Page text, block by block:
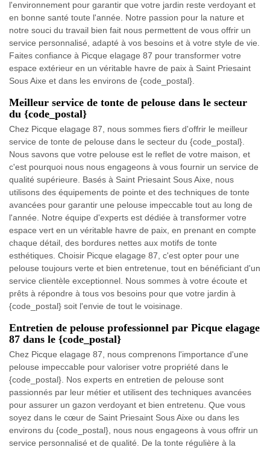
l'environnement pour garantir que votre jardin reste verdoyant et
en bonne santé toute l'année. Notre passion pour la nature et
notre souci du travail bien fait nous permettent de vous offrir un
service personnalisé, adapté à vos besoins et à votre style de vie.
Faites confiance à Picque elagage 87 pour transformer votre
espace extérieur en un véritable havre de paix à Saint Priesaint
Sous Aixe et dans les environs de {code_postal}.
Meilleur service de tonte de pelouse dans le secteur
du {code_postal}
Chez Picque elagage 87, nous sommes fiers d'offrir le meilleur
service de tonte de pelouse dans le secteur du {code_postal}.
Nous savons que votre pelouse est le reflet de votre maison, et
c'est pourquoi nous nous engageons à vous fournir un service de
qualité supérieure. Basés à Saint Priesaint Sous Aixe, nous
utilisons des équipements de pointe et des techniques de tonte
avancées pour garantir une pelouse impeccable tout au long de
l'année. Notre équipe d'experts est dédiée à transformer votre
espace vert en un véritable havre de paix, en prenant en compte
chaque détail, des bordures nettes aux motifs de tonte
esthétiques. Choisir Picque elagage 87, c'est opter pour une
pelouse toujours verte et bien entretenue, tout en bénéficiant d'un
service clientèle exceptionnel. Nous sommes à votre écoute et
prêts à répondre à tous vos besoins pour que votre jardin à
{code_postal} soit l'envie de tout le voisinage.
Entretien de pelouse professionnel par Picque elagage
87 dans le {code_postal}
Chez Picque elagage 87, nous comprenons l'importance d'une
pelouse impeccable pour valoriser votre propriété dans le
{code_postal}. Nos experts en entretien de pelouse sont
passionnés par leur métier et utilisent des techniques avancées
pour assurer un gazon verdoyant et bien entretenu. Que vous
soyez dans le cœur de Saint Priesaint Sous Aixe ou dans les
environs du {code_postal}, nous nous engageons à vous offrir un
service personnalisé et de qualité. De la tonte régulière à la